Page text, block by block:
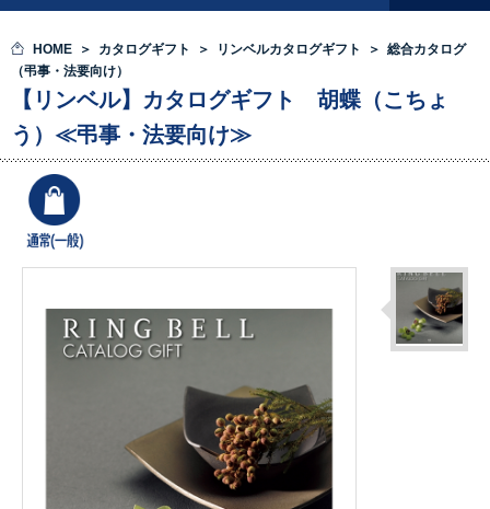
HOME カタログギフト リンベルカタログギフト
総合カタログ
（弔事・法要向け）
【リンベル】カタログギフト 胡蝶（こちょ
う）≪弔事・法要向け≫